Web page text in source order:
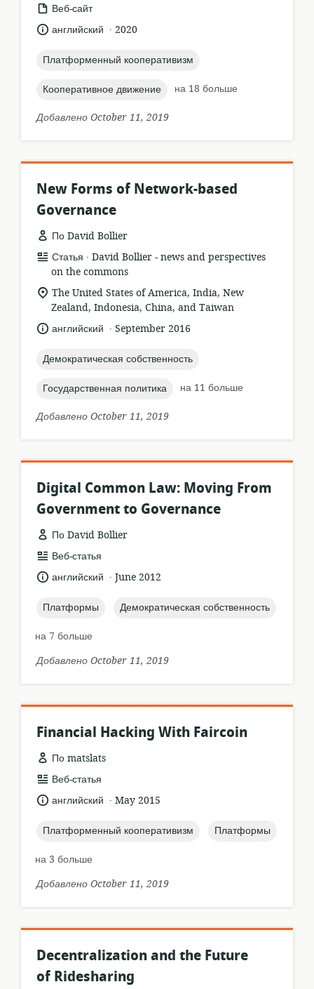
формат
ресурса:
Веб-сайт
язык:английский .
опубликовано
2020
topic:
Платформенный кооперативизм
topic:
Кооперативное движение
на 18 больше
Добавлено October 11, 2019
New Forms of Network-based
Governance
По David Bollier
формат
ресурса:
Статья .
издатель:
David Bollier - news and perspectives
on the commons
актуальное
местонахождение:
The United States of America, India, New
Zealand, Indonesia, China, and Taiwan
язык:английский .
опубликовано
September 2016
topic:
Демократическая собственность
topic:
Государственная политика
на 11 больше
Добавлено October 11, 2019
Digital Common Law: Moving From
Government to Governance
По David Bollier
формат
ресурса:
Веб-статья
язык:английский .
опубликовано
June 2012
topic:
Платформы topic:
Демократическая собственность
на 7 больше
Добавлено October 11, 2019
Financial Hacking With Faircoin
По matslats
формат
ресурса:
Веб-статья
язык:английский .
опубликовано
May 2015
topic:
Платформенный кооперативизм topic:
Платформы
на 3 больше
Добавлено October 11, 2019
Decentralization and the Future
of Ridesharing